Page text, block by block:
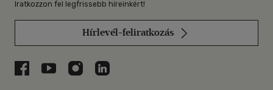
Iratkozzon fel legfrissebb híreinkért!
Hírlevél-feliratkozás
Libri a Facebookon
Libri a Youtube-on
Libri az Instagramon
Libri a LinkedInen